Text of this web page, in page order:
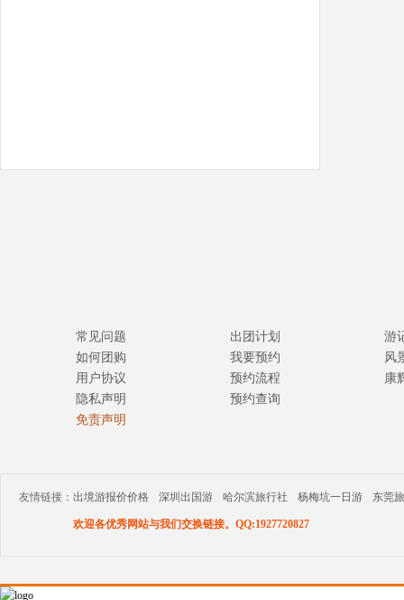
常见问题
如何团购
用户协议
隐私声明
免责声明
出团计划
我要预约
预约流程
预约查询
游
风
康
友情链接： 出境游报价价格 深圳出国游 哈尔滨旅行社 杨梅坑一日游 东莞
欢迎各优秀网站与我们交换链接。QQ:1927720827